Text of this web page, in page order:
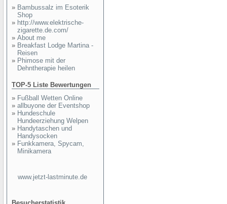
» Bambussalz im Esoterik
Shop
» http://www.elektrische-
zigarette.de.com/
» About me
» Breakfast Lodge Martina -
Reisen
» Phimose mit der
Dehntherapie heilen
TOP-5 Liste Bewertungen
» Fußball Wetten Online
» allbuyone der Eventshop
» Hundeschule
Hundeerziehung Welpen
» Handytaschen und
Handysocken
» Funkkamera, Spycam,
Minikamera
www.jetzt-lastminute.de